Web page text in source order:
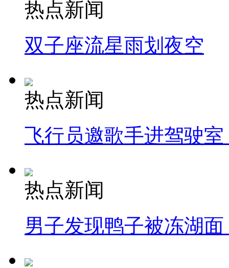
热点新闻
双子座流星雨划夜空
热点新闻
飞行员邀歌手进驾驶
热点新闻
男子发现鸭子被冻湖